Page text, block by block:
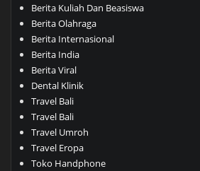
Berita Kuliah Dan Beasiswa
Berita Olahraga
Berita Internasional
Berita India
Berita Viral
Dental Klinik
Travel Bali
Travel Bali
Travel Umroh
Travel Eropa
Toko Handphone